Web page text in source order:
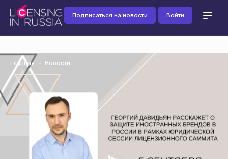
Подписаться на новости Войти
Главная Новости